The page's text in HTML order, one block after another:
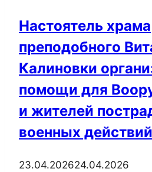
Настоятель храма
преподобного
Калиновки
помощи для
и жителей
военных действий
23.04.202624.04.2026